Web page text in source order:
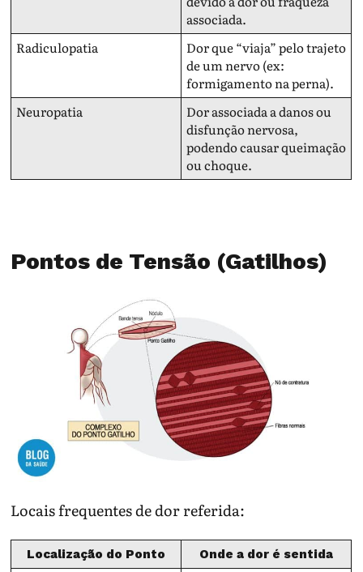
associada.
Radiculopatia
Dor que “viaja” pelo trajeto
de um nervo (ex:
formigamento na perna).
Neuropatia
Dor associada a danos ou
disfunção nervosa,
podendo causar queimação
ou choque.
Pontos de Tensão (Gatilhos)
Locais frequentes de dor referida:
Localização do Ponto Onde a dor é sentida